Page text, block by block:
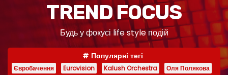
TREND FOCUS
Будь у фокусі life style подій
Популярні тегі
Євробачення Eurovision Kalush Orchestra
Оля Полякова